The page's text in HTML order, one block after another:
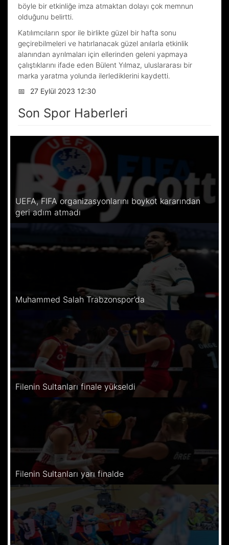
böyle bir etkinliğe imza atmaktan dolayı çok memnun
olduğunu belirtti.
Katılımcıların spor ile birlikte güzel bir hafta sonu
geçirebilmeleri ve hatırlanacak güzel anılarla etkinlik
alanından ayrılmaları için ellerinden geleni yapmaya
çalıştıklarını ifade eden Bülent Yılmaz, uluslararası bir
marka yaratma yolunda ilerlediklerini kaydetti.
📅
27 Eylül 2023 12:30
Son Spor Haberleri
UEFA, FIFA organizasyonlarını boykot kararından
geri adım atmadı
Muhammed Salah Trabzonspor’da
Filenin Sultanları finale yükseldi
Filenin Sultanları yarı finalde